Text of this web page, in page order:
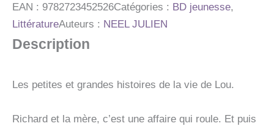
-
LE
CIMETIERE
DES
EAN : 9782723452526Catégories : BD jeunesse,
LittératureAuteurs : NEEL JULIEN
Description
Les petites et grandes histoires de la vie de Lou.
Richard et la mère, c’est une affaire qui roule. Et puis